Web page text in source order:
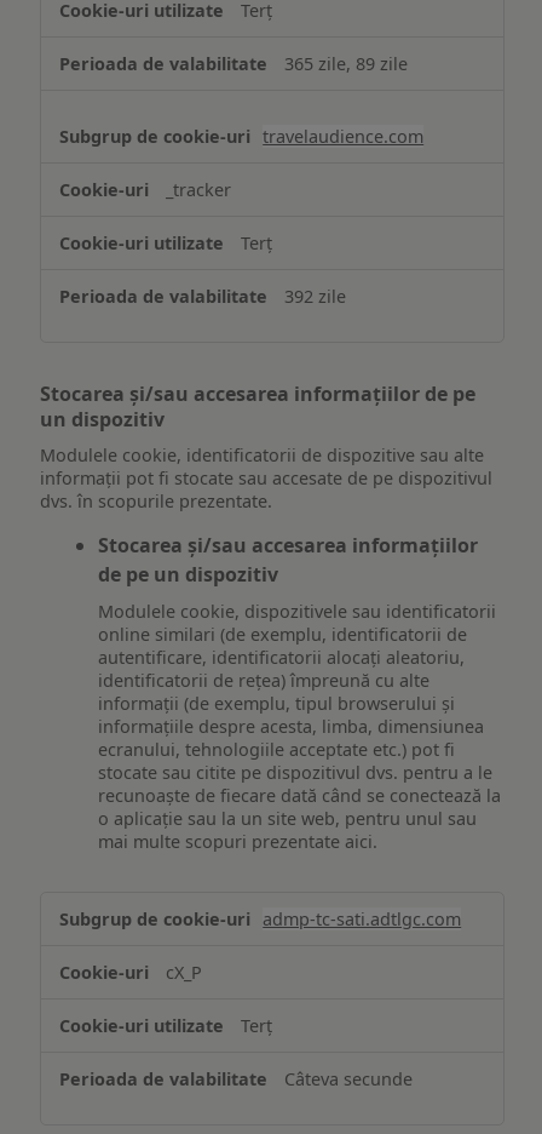
Terț
365 zile, 89 zile
travelaudience.com
_tracker
Terț
392 zile
Stocarea și/sau accesarea informațiilor de pe
un dispozitiv
Modulele cookie, identificatorii de dispozitive sau alte
informații pot fi stocate sau accesate de pe dispozitivul
dvs. în scopurile prezentate.
Stocarea și/sau accesarea informațiilor
de pe un dispozitiv
Modulele cookie, dispozitivele sau identificatorii
online similari (de exemplu, identificatorii de
autentificare, identificatorii alocați aleatoriu,
identificatorii de rețea) împreună cu alte
informații (de exemplu, tipul browserului și
informațiile despre acesta, limba, dimensiunea
ecranului, tehnologiile acceptate etc.) pot fi
stocate sau citite pe dispozitivul dvs. pentru a le
recunoaște de fiecare dată când se conectează la
o aplicație sau la un site web, pentru unul sau
mai multe scopuri prezentate aici.
și/sau
informațiilor
pe
dispozitiv
admp-tc-sati.adtlgc.com
cX_P
Terț
Câteva secunde